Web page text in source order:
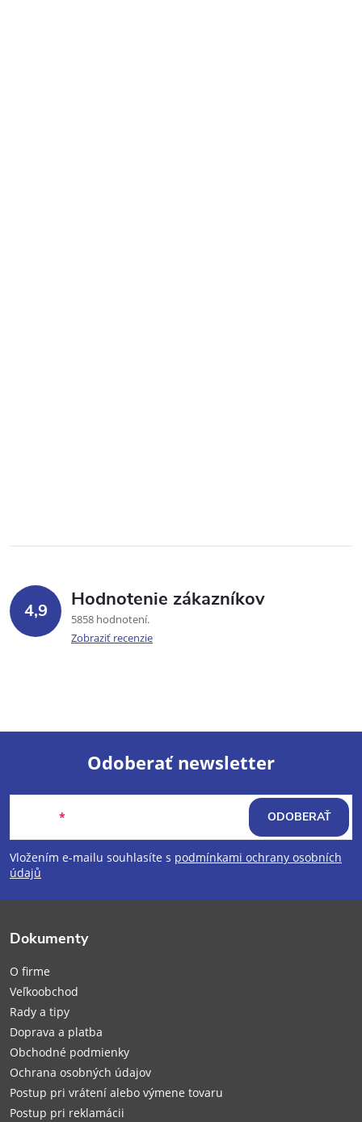
4,9 Hodnotenie zákazníkov
5858 hodnotení
Zobraziť recenzie
Z
á
p
e
Odoberať newsletter
Vložením e-mailu souhlasíte s podmínkami ochrany osobních
údajů
ODOBERAŤ
Dokumenty
O firme
Veľkoobchod
Rady a tipy
Doprava a platba
Obchodné podmienky
Ochrana osobných údajov
Postup pri vrátení alebo výmene tovaru
Postup pri reklamácii